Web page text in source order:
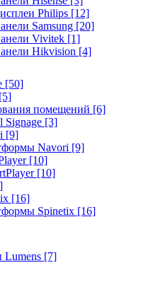
Philips [12]
Samsung [20]
Vivitek [1]
Hikvision [4]
[50]
[5]
помещений [6]
Signage [3]
[9]
Navori [9]
[10]
[10]
[16]
Spinetix [16]
Lumens [7]